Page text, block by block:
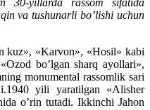
30-yillarda rassom sifatida
va tushunarli bo’lishi uchun
kuz», «Karvon», «Hosil» kabi
bo’lgan sharq ayollari»,
monumental rassomlik sari
yili yaratilgan «Alisher
o’rin tutadi. Ikkinchi Jahon